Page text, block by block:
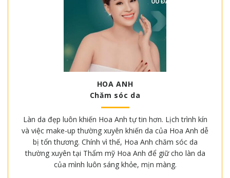
HOA ANH
Chăm sóc da
Làn da đẹp luôn khiến Hoa Anh tự tin hơn. Lịch trình kín
và việc make-up thường xuyên khiến da của Hoa Anh dễ
bị tổn thương. Chính vì thế, Hoa Anh chăm sóc da
thường xuyên tại Thẩm mỹ Hoa Anh để giữ cho làn da
của mình luôn sáng khỏe, mịn màng.